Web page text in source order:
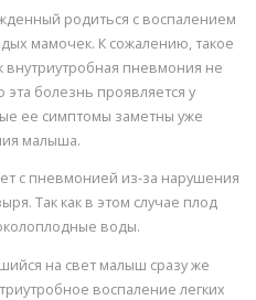
родиться с воспалением
мамочек. К сожалению, такое
пневмония не
болезнь проявляется у
ее симптомы заметны уже
малыша.
с пневмонией из-за нарушения
Так как в этом случае плод
воды.
на свет малыш сразу же
воспаление легких